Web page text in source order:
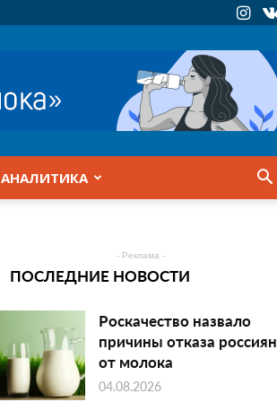
АНАЛИТИКА
- Реклама -
ПОСЛЕДНИЕ НОВОСТИ
Роскачество назвало
причины отказа россиян
от молока
04.08.2026